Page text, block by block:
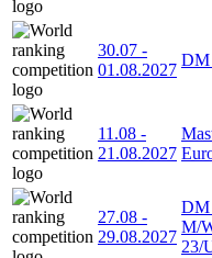
30.07 -
01.08.2027
DM
11.08 -
21.08.2027
27.08 -
29.08.2027
DM
M/
23/